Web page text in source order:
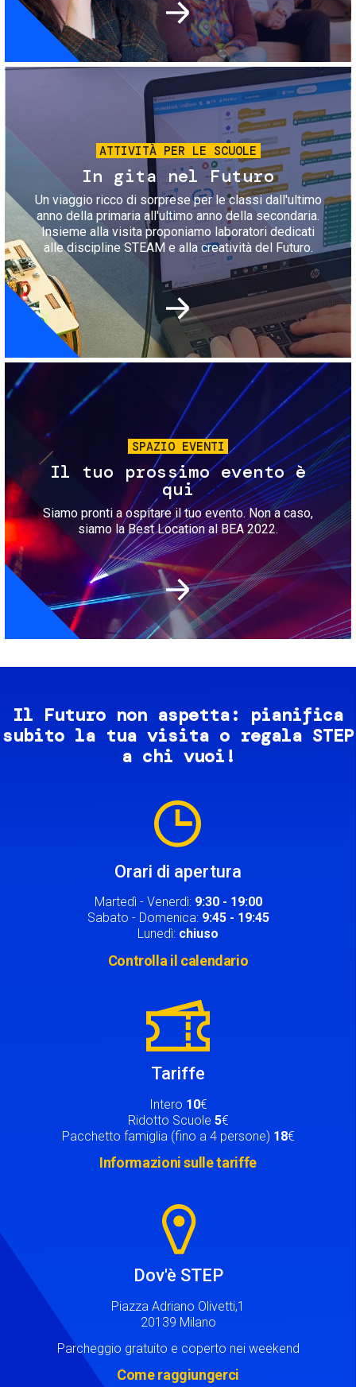
Immagine
ATTIVITÀ PER LE SCUOLE
In gita nel Futuro
Un viaggio ricco di sorprese per le classi dall'ultimo
anno della primaria all'ultimo anno della secondaria.
Insieme alla visita proponiamo laboratori dedicati
alle discipline STEAM e alla creatività del Futuro.
Immagine
SPAZIO EVENTI
Il tuo prossimo evento è
qui
Siamo pronti a ospitare il tuo evento. Non a caso,
siamo la Best Location al BEA 2022.
Il Futuro non aspetta: pianifica
subito la tua visita o regala STEP
a chi vuoi!
Orari di apertura
Martedì - Venerdì: 9:30 - 19:00
Sabato - Domenica: 9:45 - 19:45
Lunedì: chiuso
Controlla il calendario
Tariffe
Intero 10€
Ridotto Scuole 5€
Pacchetto famiglia (fino a 4 persone) 18€
Informazioni sulle tariffe
Dov'è STEP
Piazza Adriano Olivetti,1
20139 Milano
Parcheggio gratuito e coperto nei weekend
Come raggiungerci